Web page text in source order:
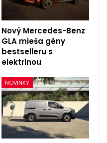
Nový Mercedes-Benz
GLA mieša gény
bestselleru s
elektrinou
NOVINKY